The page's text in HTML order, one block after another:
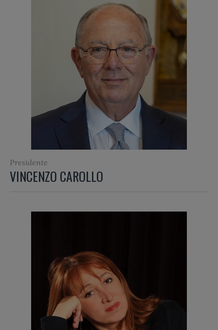
Presidente
VINCENZO CAROLLO